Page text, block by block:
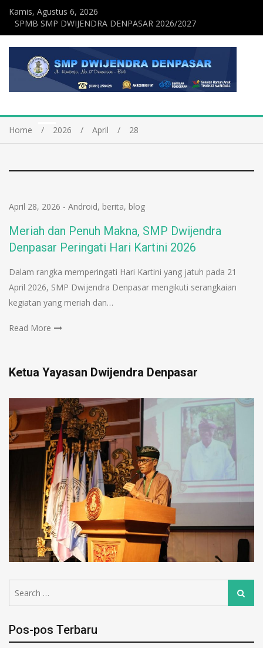
Kamis, Agustus 6, 2026
SPMB SMP DWIJENDRA DENPASAR 2026/2027
Home 2026 April 28
April 28, 2026 - Android, berita, blog
Meriah dan Penuh Makna, SMP Dwijendra
Denpasar Peringati Hari Kartini 2026
Dalam rangka memperingati Hari Kartini yang jatuh pada 21
April 2026, SMP Dwijendra Denpasar mengikuti serangkaian
kegiatan yang meriah dan…
Read More
Ketua Yayasan Dwijendra Denpasar
Pos-pos Terbaru